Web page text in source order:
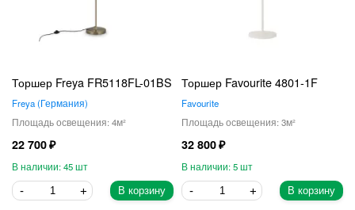
Торшер Freya FR5118FL-01BS
Freya Германия
4
22 700
45
В корзину
Торшер Favourite 4801-1F
Favourite
3
32 800
5
В корзину